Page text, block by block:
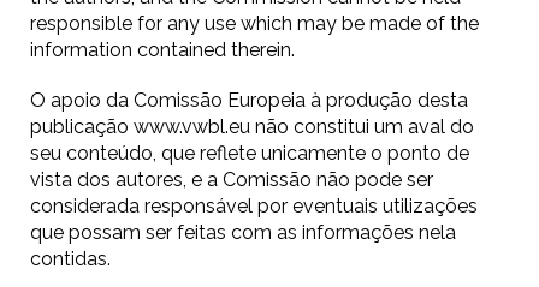
responsible for any use which may be made of the
information contained therein.
O apoio da Comissão Europeia à produção desta
publicação www.vwbl.eu não constitui um aval do
seu conteúdo, que reflete unicamente o ponto de
vista dos autores, e a Comissão não pode ser
considerada responsável por eventuais utilizações
que possam ser feitas com as informações nela
contidas.